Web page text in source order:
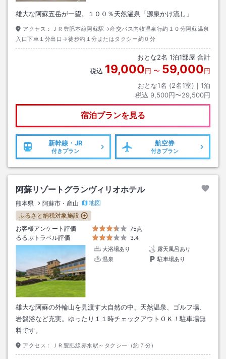
雄大な阿蘇五岳が一望。１００％天然温泉「源泉かけ流し」
アクセス：
ＪＲ豊肥本線阿蘇駅→産交バス内牧温泉行約１０分阿蘇温泉
入口下車１分出口→徒歩約１分またはタクシー約０分
おとな2名 1泊1部屋 合計
税込 19,000円 〜 59,000円
おとな1名 (2名1室)｜ 1泊
税込 9,500円〜29,500円
宿泊プランを見る
新幹線・JR
付きプラン
航空券
付きプラン
阿蘇リゾートグランヴィリオホテル
熊本県 阿蘇市・産山
地図
ふるさと納税対象施設
お客様アンケート評価
75点
るるぶトラベル評価
3.4
大浴場あり
露天風呂あり
温泉
駐車場あり
雄大な阿蘇の外輪山を見渡す大自然の中、天然温泉、ゴルフ場、
岩盤浴など充実。ゆったり１１時チェックアウトＯＫ！駐車場無
料です。
アクセス： ＪＲ豊肥線赤水駅～タクシー（約７分）